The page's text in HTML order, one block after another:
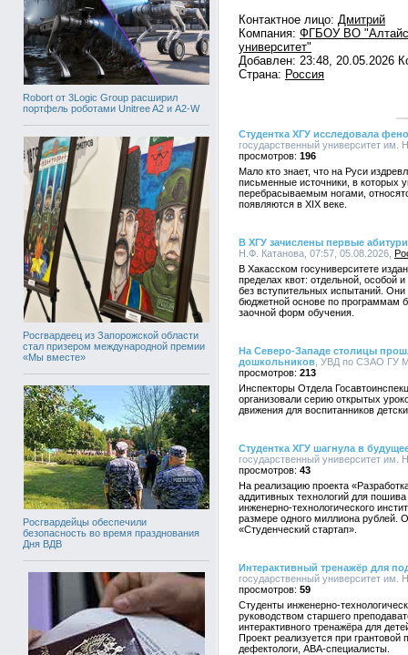
Robort от 3Logic Group расширил
портфель роботами Unitree A2 и A2-W
Росгвардеец из Запорожской области
стал призером международной премии
«Мы вместе»
Росгвардейцы обеспечили
безопасность во время празднования
Дня ВДВ
Контактное лицо: Дмитрий
Компания: ФГБОУ ВО
университет"
Добавлен: 23:48, 20.05.2026
Страна: Россия
Студентка ХГУ исследовала
государственный университет им.
196
Мало кто знает, что на Руси
письменные источники, в которых
перебрасываемым ногами,
появляются в XIX веке.
В ХГУ зачислены первые
Н.Ф. Катанова, 07:57, 05.08.2026,
В Хакасском госуниверситете
пределах квот: отдельной, особой
без вступительных испытаний.
бюджетной основе по программам
заочной форм обучения.
На Северо-Западе столицы
дошкольников , УВД по СЗАО ГУ
213
Инспекторы Отдела
организовали серию открытых
движения для воспитанников
Студентка ХГУ шагнула в
государственный университет им.
43
На реализацию проекта
аддитивных технологий для
инженерно-технологического
размере одного миллиона рублей.
«Студенческий стартап».
Интерактивный тренажёр для
государственный университет им.
59
Студенты инженерно-
руководством старшего
интерактивного тренажёра для
Проект реализуется при грантовой
дефектологи, АВА-специалисты.